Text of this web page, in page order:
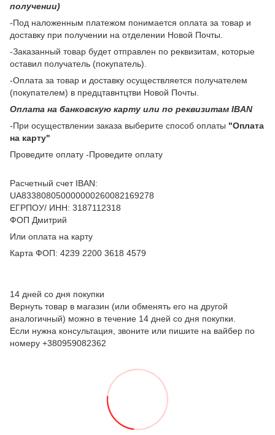
получении)
-Под наложенным платежом понимается оплата за товар и
доставку при получении на отделении Новой Почты.
-Заказанный товар будет отправлен по реквизитам, которые
оставил получатель (покупатель).
-Оплата за товар и доставку осуществляется получателем
(покупателем) в предцтавнтцтви Новой Почты.
Оплата на банковскую карту или по реквизитам IBAN
-При осуществлении заказа выберите способ оплаты "Оплата
на карту"
Проведите оплату -Проведите оплату
Расчетный счет IBAN:
UA833808050000000260082169278
ЕГРПОУ/ ИНН: 3187112318
ФОП Дмитрий
Или оплата на карту
Карта ФОП: 4239 2200 3618 4579
14 дней со дня покупки
Вернуть товар в магазин (или обменять его на другой
аналогичный) можно в течение 14 дней со дня покупки.
Если нужна консультация, звоните или пишите на вайбер по
номеру +380959082362